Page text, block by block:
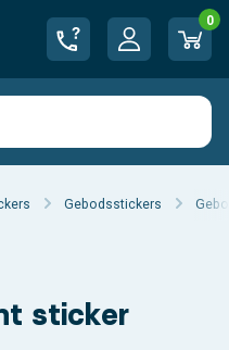
0
Gebodsstickers
sticker